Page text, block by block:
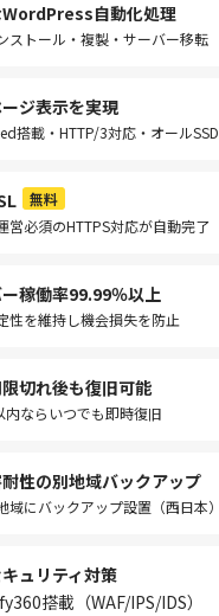
WordPress自動化処理
ストール・複製・サーバー移転
ジ表示を実現
搭載・HTTP/3対応・オールSSD
無料
営必須のHTTPS対応が自動完了
稼働率99.99％以上
性を維持し機会損失を防止
切れ後も復旧可能
内ならいつでも即時復旧
性の別地域バックアップ
域にバックアップ設置（西日本）
ュリティ対策
搭載（WAF/IPS/IDS）